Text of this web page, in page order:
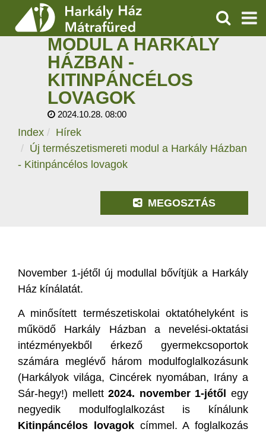
SZOLGÁLTATÁSOK
PROGRAMOK
ÁRAK, NYITVATARTÁS
KERESÉS
ÚJ
TERMÉSZETISMERETI
MODUL A HARKÁLY
HÁZBAN -
KITINPÁNCÉLOS
LOVAGOK
2024.10.28. 08:00
Index
Hírek
Új természetismereti modul a Harkály Házban
- Kitinpáncélos lovagok
MEGOSZTÁS
November 1-jétől új modullal bővítjük a Harkály
Ház kínálatát.
A minősített természetiskolai oktatóhelyként is
működő Harkály Házban a nevelési-oktatási
intézményekből érkező gyermekcsoportok
számára meglévő három modulfoglalkozásunk
(Harkályok világa, Cincérek nyomában, Irány a
Sár-hegy!) mellett2024. november 1-jétől egy
negyedik modulfoglalkozást is kínálunk
Kitinpáncélos lovagokcímmel. A foglalkozás